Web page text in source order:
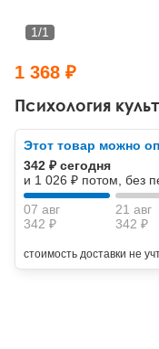
Другие направления
Классический,
НЛП
Социальная
Классический и
Психология
1/1
1 368 ₽
Этот товар можно
342 ₽ сегодня
и 1 026 ₽ потом, без
07 авг
342 ₽
21 авг
342 ₽
стоимость доставки не